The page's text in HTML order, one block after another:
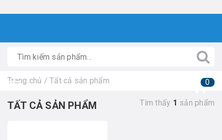
0
Trang chủ / Tất cả sản phẩm
TẤT CẢ SẢN PHẨM Tìm thấy 1 sản phẩm